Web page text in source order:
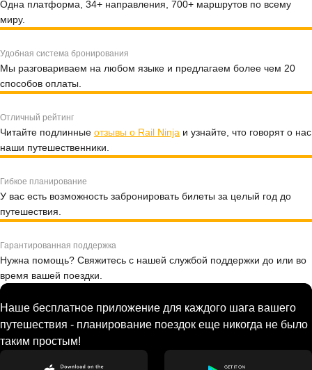
Одна платформа, 34+ направления, 700+ маршрутов по всему
миру.
Удобная система бронирования
Мы разговариваем на любом языке и предлагаем более чем 20
способов оплаты.
Отличный рейтинг
Читайте подлинные отзывы о Rail Ninja и узнайте, что говорят о нас
наши путешественники.
Гибкое планирование
У вас есть возможность забронировать билеты за целый год до
путешествия.
Гарантированная поддержка
Нужна помощь? Свяжитесь с нашей службой поддержки до или во
время вашей поездки.
Наше бесплатное приложение для каждого шага вашего
путешествия - планирование поездок еще никогда не было
таким простым!